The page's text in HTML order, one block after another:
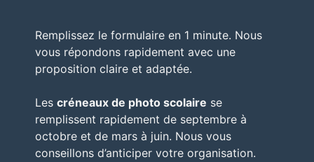
Remplissez le formulaire en 1 minute. Nous
vous répondons rapidement avec une
proposition claire et adaptée.
Les créneaux de photo scolaire se
remplissent rapidement de septembre à
octobre et de mars à juin. Nous vous
conseillons d’anticiper votre organisation.